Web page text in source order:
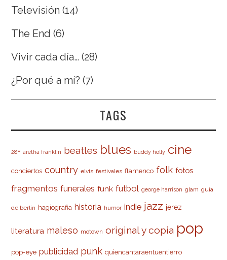
Televisión (14)
The End (6)
Vivir cada día… (28)
¿Por qué a mí? (7)
TAGS
28F aretha franklin beatles blues buddy holly cine
conciertos country elvis festivales flamenco folk fotos
fragmentos funerales funk futbol george harrison glam guía
de berlín hagiografia historia humor indie jazz jerez
literatura maleso motown original y copia pop
pop-eye publicidad punk quiencantaraentuentierro